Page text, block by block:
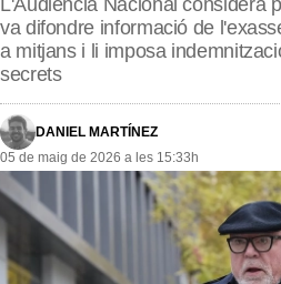
MésQueEstil
MésQuePartits
MésQueSuccessos
MésQueMercats
JudiciExprés
INVESTIGACIÓ
L'Audiència Nacional considera
va difondre informació de
a mitjans i li imposa
secrets
DANIEL MARTÍNEZ
05 de maig de 2026 a les 15:33h